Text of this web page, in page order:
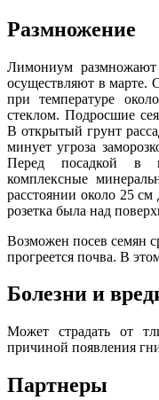
Размножение
Лимониум
осуществляют в марте.
при температуре
стеклом. Подросшие
В открытый грунт
минует угроза
Перед посадкой в
комплексные
расстоянии около 25 см
розетка была над
Возможен посев семян
прогреется почва. В
Болезни и
Может страдать от
причиной появления
Партнеры